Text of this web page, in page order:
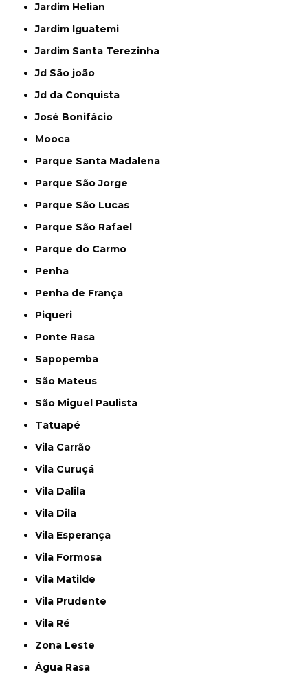
Jardim Helian
Jardim Iguatemi
Jardim Santa Terezinha
Jd São joão
Jd da Conquista
José Bonifácio
Mooca
Parque Santa Madalena
Parque São Jorge
Parque São Lucas
Parque São Rafael
Parque do Carmo
Penha
Penha de França
Piqueri
Ponte Rasa
Sapopemba
São Mateus
São Miguel Paulista
Tatuapé
Vila Carrão
Vila Curuçá
Vila Dalila
Vila Dila
Vila Esperança
Vila Formosa
Vila Matilde
Vila Prudente
Vila Ré
Zona Leste
Água Rasa